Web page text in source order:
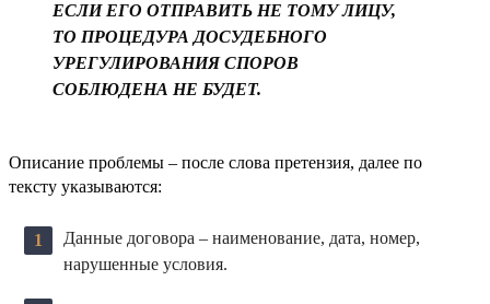
ЕСЛИ ЕГО ОТПРАВИТЬ НЕ ТОМУ ЛИЦУ,
ТО ПРОЦЕДУРА ДОСУДЕБНОГО
УРЕГУЛИРОВАНИЯ СПОРОВ
СОБЛЮДЕНА НЕ БУДЕТ.
Описание проблемы – после слова претензия, далее по
тексту указываются:
Данные договора – наименование, дата, номер,
нарушенные условия.